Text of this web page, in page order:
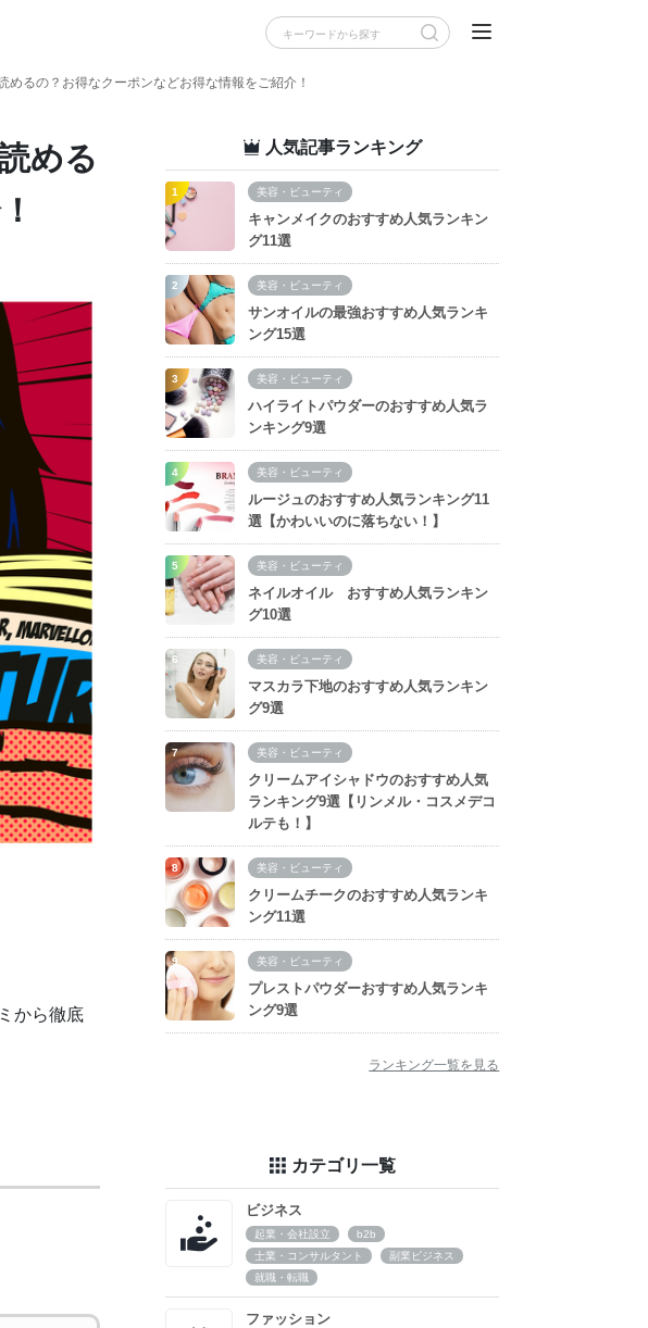
るの？お得なクーポンなどお得な情報をご紹介！
める
から徹底
人気記事ランキング
美容・ビューティ
キャンメイクのおすすめ人気ランキン
グ11選
美容・ビューティ
サンオイルの最強おすすめ人気ランキ
ング15選
美容・ビューティ
ハイライトパウダーのおすすめ人気ラ
ンキング9選
美容・ビューティ
ルージュのおすすめ人気ランキング11
選【かわいいのに落ちない！】
美容・ビューティ
ネイルオイル おすすめ人気ランキン
グ10選
美容・ビューティ
マスカラ下地のおすすめ人気ランキン
グ9選
美容・ビューティ
クリームアイシャドウのおすすめ人気
ランキング9選【リンメル・コスメデコ
ルテも！】
美容・ビューティ
クリームチークのおすすめ人気ランキ
ング11選
美容・ビューティ
プレストパウダーおすすめ人気ランキ
ング9選
ランキング一覧を見る
カテゴリ一覧
ビジネス
起業・会社設立
b2b
士業・コンサルタント
副業ビジネス
就職・転職
ファッション